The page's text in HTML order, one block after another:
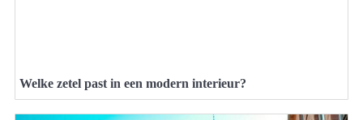
Welke zetel past in een modern interieur?